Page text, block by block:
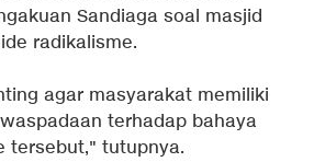
Sandiaga soal masjid
radikalisme.
agar masyarakat memiliki
terhadap bahaya
tersebut," tutupnya.